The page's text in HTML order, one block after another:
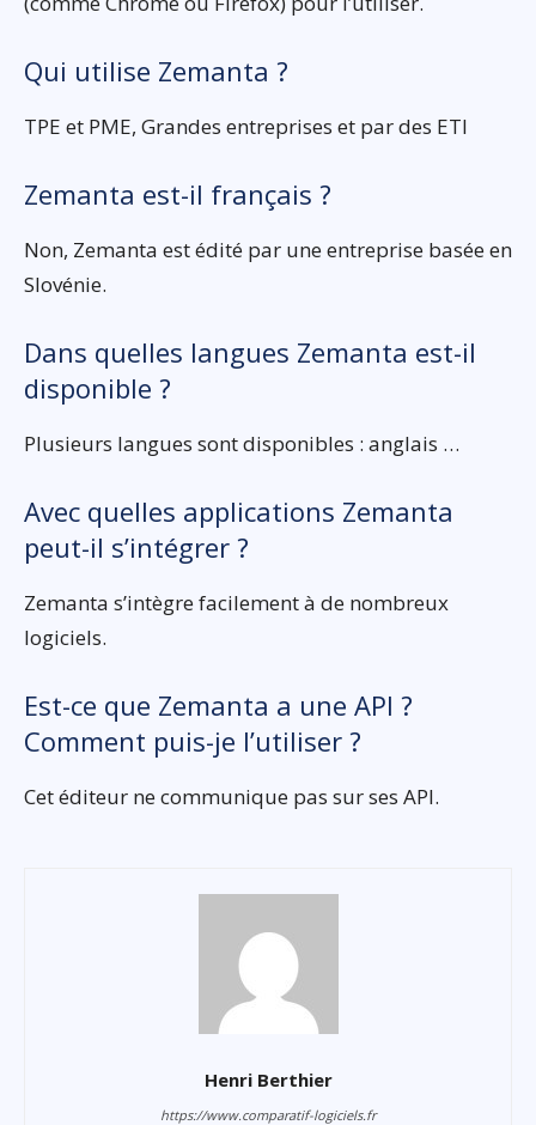
Qui utilise Zemanta ?
TPE et PME, Grandes entreprises et par des ETI
Zemanta est-il français ?
Non, Zemanta est édité par une entreprise basée en
Slovénie.
Dans quelles langues Zemanta est-il
disponible ?
Plusieurs langues sont disponibles : anglais …
Avec quelles applications Zemanta
peut-il s’intégrer ?
Zemanta s’intègre facilement à de nombreux
logiciels.
Est-ce que Zemanta a une API ?
Comment puis-je l’utiliser ?
Cet éditeur ne communique pas sur ses API.
Henri Berthier
https://www.comparatif-logiciels.fr